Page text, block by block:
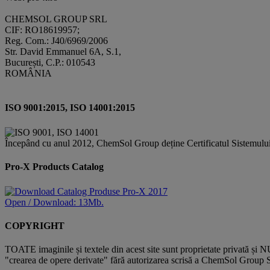
CHEMSOL GROUP SRL
CIF: RO18619957;
Reg. Com.: J40/6969/2006
Str. David Emmanuel 6A, S.1,
București, C.P.: 010543
ROMÂNIA
ISO 9001:2015, ISO 14001:2015
Începând cu anul 2012, ChemSol Group deține Certificatul
Pro-X Products Catalog
Open / Download: 13Mb.
COPYRIGHT
TOATE imaginile și textele din acest site sunt proprietate privată și
"crearea de opere derivate" fără autorizarea scrisă a ChemSol